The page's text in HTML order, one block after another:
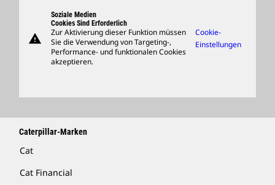
Support
Merchandise
Händler Suchen
warning
Soziale Medien
Cookies Sind Erforderlich
Zur Aktivierung dieser Funktion müssen
Sie die Verwendung von Targeting-,
Performance- und funktionalen Cookies
akzeptieren.
Cookie-
Einstellungen
Caterpillar-Marken
Cat
Cat Financial